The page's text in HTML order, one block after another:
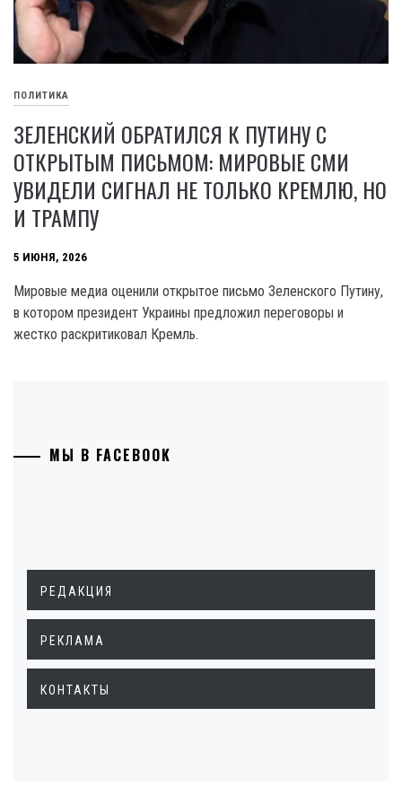
ПОЛИТИКА
ЗЕЛЕНСКИЙ ОБРАТИЛСЯ К ПУТИНУ С
ОТКРЫТЫМ ПИСЬМОМ: МИРОВЫЕ СМИ
УВИДЕЛИ СИГНАЛ НЕ ТОЛЬКО КРЕМЛЮ, НО
И ТРАМПУ
5 ИЮНЯ, 2026
Мировые медиа оценили открытое письмо Зеленского Путину,
в котором президент Украины предложил переговоры и
жестко раскритиковал Кремль.
МЫ В FACEBOOK
РЕДАКЦИЯ
РЕКЛАМА
КОНТАКТЫ